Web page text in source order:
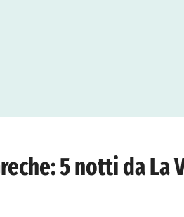
5 notti da La